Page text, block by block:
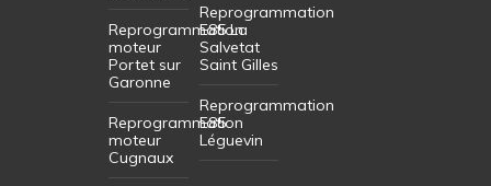
Reprogrammation
moteur
Portet sur
Garonne
Reprogrammation
moteur
Cugnaux
Reprogrammation
E85 La
Salvetat
Saint Gilles
Reprogrammation
E85
Léguevin